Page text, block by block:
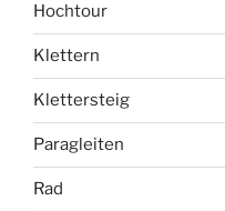
Hochtour
Klettern
Klettersteig
Paragleiten
Rad